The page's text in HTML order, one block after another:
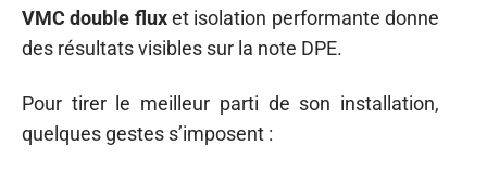
VMC double fluxet isolation performante donne
des résultats visibles sur la note DPE.
Pour tirer le meilleur parti de son installation,
quelques gestes s’imposent :